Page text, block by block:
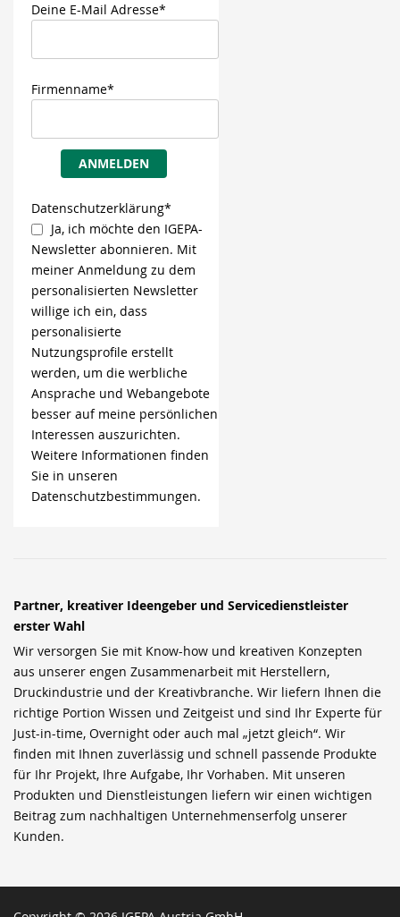
Deine E-Mail Adresse*
Firmenname*
ANMELDEN
Datenschutzerklärung*
Ja, ich möchte den IGEPA-
Newsletter abonnieren. Mit
meiner Anmeldung zu dem
personalisierten Newsletter
willige ich ein, dass
personalisierte
Nutzungsprofile erstellt
werden, um die werbliche
Ansprache und Webangebote
besser auf meine persönlichen
Interessen auszurichten.
Weitere Informationen finden
Sie in unseren
Datenschutzbestimmungen.
Partner, kreativer Ideengeber und Servicedienstleister
erster Wahl
Wir versorgen Sie mit Know-how und kreativen Konzepten
aus unserer engen Zusammenarbeit mit Herstellern,
Druckindustrie und der Kreativbranche. Wir liefern Ihnen die
richtige Portion Wissen und Zeitgeist und sind Ihr Experte für
Just-in-time, Overnight oder auch mal „jetzt gleich“. Wir
finden mit Ihnen zuverlässig und schnell passende Produkte
für Ihr Projekt, Ihre Aufgabe, Ihr Vorhaben. Mit unseren
Produkten und Dienstleistungen liefern wir einen wichtigen
Beitrag zum nachhaltigen Unternehmenserfolg unserer
Kunden.